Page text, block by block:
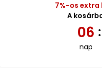
7%-os extra
A
06
nap
: